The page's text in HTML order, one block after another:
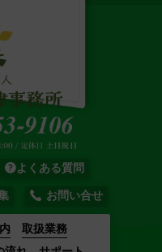
よくある質問
お問い合せ
取扱業務